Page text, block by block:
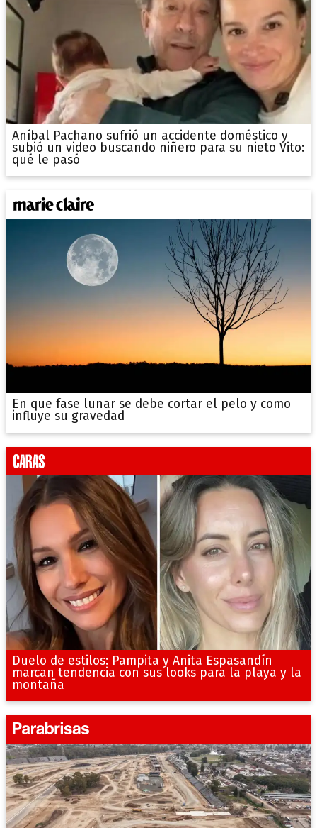
Aníbal Pachano sufrió un accidente doméstico y
subió un video buscando niñero para su nieto Vito:
qué le pasó
En que fase lunar se debe cortar el pelo y como
influye su gravedad
Duelo de estilos: Pampita y Anita Espasandín
marcan tendencia con sus looks para la playa y la
montaña